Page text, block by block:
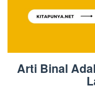
Arti Binal